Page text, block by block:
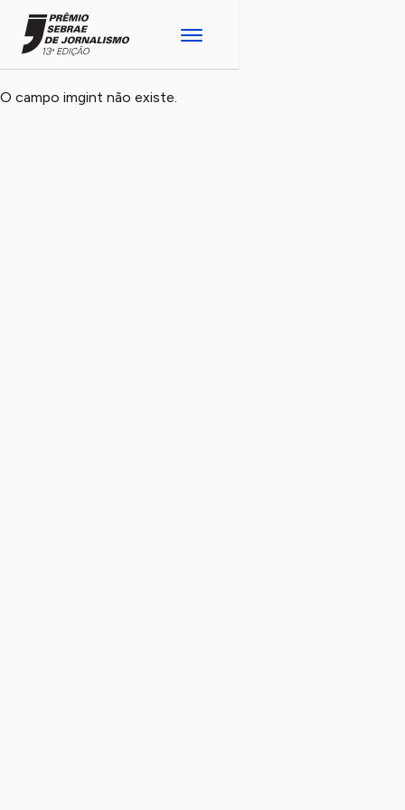
O campo imgint não existe.